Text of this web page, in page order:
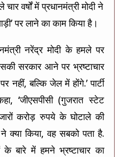
at
sA
p
p
वर्षों में प्रधानमंत्री मोदी ने
पर लाने का काम किया है।
नरेंद्र मोदी के हमले पर
सरकार आने पर भ्रष्टाचार
नहीं, बल्कि जेल में होंगे.’ पार्टी
‘जीएसपीसी (गुजरात स्टेट
करोड़ रुपये के घोटाले की
किया, वह सबको पता है.
बारे में हमने भ्रष्टाचार का